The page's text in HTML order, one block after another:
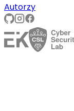
Autorzy